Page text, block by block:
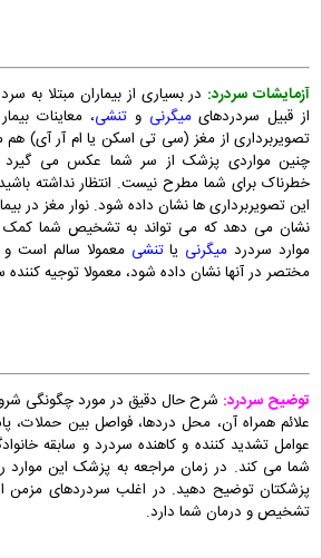
آزمایشات سردرد: در بسیاری از بیماران مبتلا به
از قبیل سردردهایمیگرنی وتنشی، معاینات
تصویربرداری از مغز (سی تی اسکن یا ام آر آی) هم
چنین مواردی پزشک از سر شما عکس می گیرد
خطرناک برای شما مطرح نیست. انتظار نداشته
این تصویربرداری ها نشان داده شود. نوار مغز در
نشان می دهد که می تواند به تشخیص شما کمک
موارد سردرد میگرنی یاتنشی معمولا سالم است و
مختصر در آنها نشان داده شود، معمولا توجیه
توضیح سردرد: شرح حال دقیق در مورد چگونگی
علائم همراه آن، محل دردها، فواصل بین حملات،
عوامل تشدید کننده و کاهنده سردرد و سابقه
شما می کند. در زمان مراجعه به پزشک این موارد
پزشکتان توضیح دهید. در اغلب سردردهای مزمن
تشخیص و درمان شما دارد.